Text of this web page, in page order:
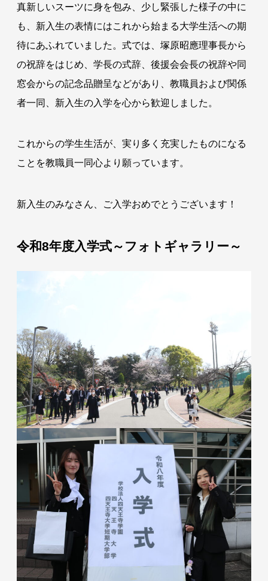
真新しいスーツに身を包み、少し緊張した様子の中に
も、新入生の表情にはこれから始まる大学生活への期
待にあふれていました。式では、塚原昭應理事長から
の祝辞をはじめ、学長の式辞、後援会会長の祝辞や同
窓会からの記念品贈呈などがあり、教職員および関係
者一同、新入生の入学を心から歓迎しました。
これからの学生生活が、実り多く充実したものになる
ことを教職員一同心より願っています。
新入生のみなさん、ご入学おめでとうございます！
令和8年度入学式～フォトギャラリー～